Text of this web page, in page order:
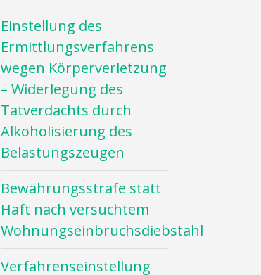
Einstellung des
Ermittlungsverfahrens
wegen Körperverletzung
– Widerlegung des
Tatverdachts durch
Alkoholisierung des
Belastungszeugen
Bewährungsstrafe statt
Haft nach versuchtem
Wohnungseinbruchsdiebstahl
Verfahrenseinstellung